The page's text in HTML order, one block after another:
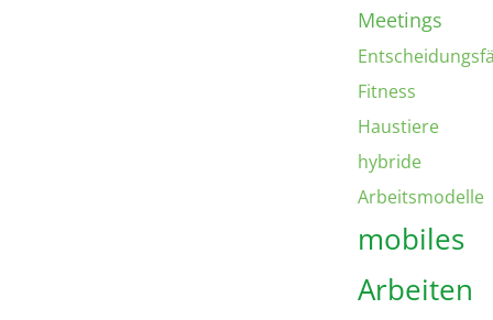
Meetings
Fitness
Haustiere
hybride
Arbeitsmodelle
mobiles
Arbeiten